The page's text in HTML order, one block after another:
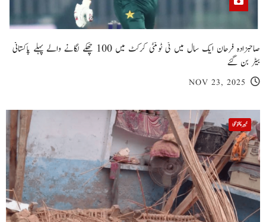
صاحبزادہ فرحان ایک سال میں ٹی ٹوئنٹی کرکٹ میں 100 چھکے لگانے والے پہلے پاکستانی
بیٹر بن گئے
NOV 23, 2025
خیبر پختونخوا